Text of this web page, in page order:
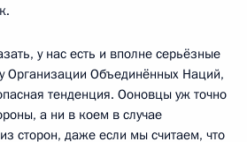
у нас есть и вполне серьёзные
Организации Объединённых Наций,
тенденция. Ооновцы уж точно
а ни в коем в случае
сторон, даже если мы считаем, что